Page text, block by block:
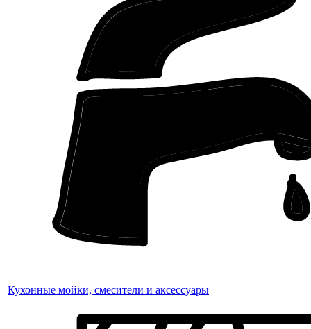
Кухонные мойки, смесители и аксессуары